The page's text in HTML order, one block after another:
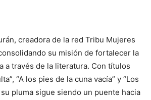
creadora de la red Tribu Mujeres
su misión de fortalecer la
a través de la literatura. Con títulos
“A los pies de la cuna vacía” y “Los
pluma sigue siendo un puente hacia